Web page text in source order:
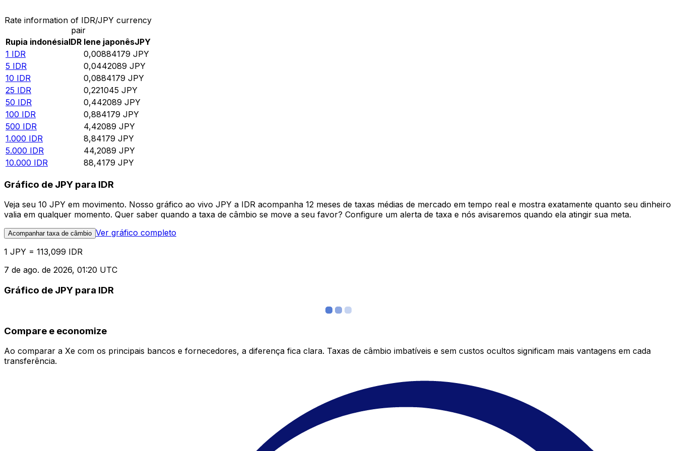
Rate information of IDR/JPY currency
pair
Rupia indonésiaIDR Iene japonêsJPY
1 IDR 0,00884179 JPY
5 IDR 0,0442089 JPY
10 IDR 0,0884179 JPY
25 IDR 0,221045 JPY
50 IDR 0,442089 JPY
100 IDR 0,884179 JPY
500 IDR 4,42089 JPY
1.000 IDR 8,84179 JPY
5.000 IDR 44,2089 JPY
10.000 IDR 88,4179 JPY
Gráfico de JPY para IDR
Veja seu 10 JPY em movimento. Nosso gráfico ao vivo JPY a IDR acompanha 12 meses de taxas médias de mercado em tempo real e mostra exatamente quanto seu dinheiro
valia em qualquer momento. Quer saber quando a taxa de câmbio se move a seu favor? Configure um alerta de taxa e nós avisaremos quando ela atingir sua meta.
Acompanhar taxa de câmbio Ver gráfico completo
1 JPY = 113,099 IDR
7 de ago. de 2026, 01:20 UTC
Gráfico de JPY para IDR
Compare e economize
Ao comparar a Xe com os principais bancos e fornecedores, a diferença fica clara. Taxas de câmbio imbatíveis e sem custos ocultos significam mais vantagens em cada
transferência.